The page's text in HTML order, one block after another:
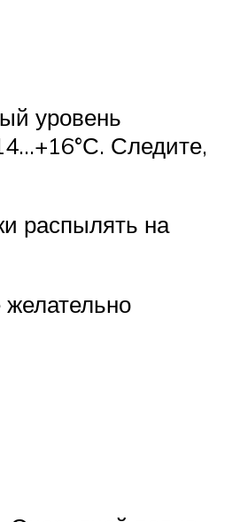
уровень
Следите,
распылять на